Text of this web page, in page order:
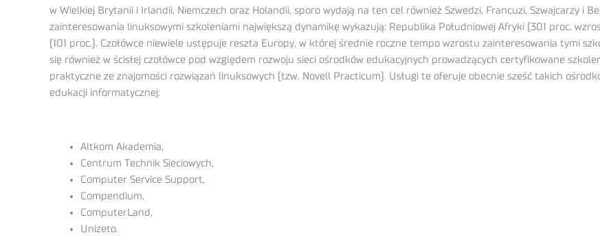
w Wielkiej Brytanii i Irlandii, Niemczech oraz Holandii, sporo wydają na ten cel również Szwedzi, Francuzi, Szwajcarzy i
zainteresowania linuksowymi szkoleniami największą dynamikę wykazują: Republika Południowej Afryki (301 proc.
(101 proc.). Czołówce niewiele ustępuje reszta Europy, w której średnie roczne tempo wzrostu zainteresowania tymi
się również w ścisłej czołówce pod względem rozwoju sieci ośrodków edukacyjnych prowadzących certyfikowane
praktyczne ze znajomości rozwiązań linuksowych (tzw. Novell Practicum). Usługi te oferuje obecnie sześć takich
edukacji informatycznej:
Altkom Akademia,
Centrum Technik Sieciowych,
Computer Service Support,
Compendium,
ComputerLand,
Unizeto.